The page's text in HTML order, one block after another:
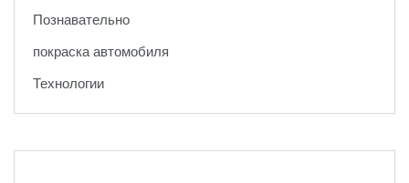
Познавательно
покраска автомобиля
Технологии